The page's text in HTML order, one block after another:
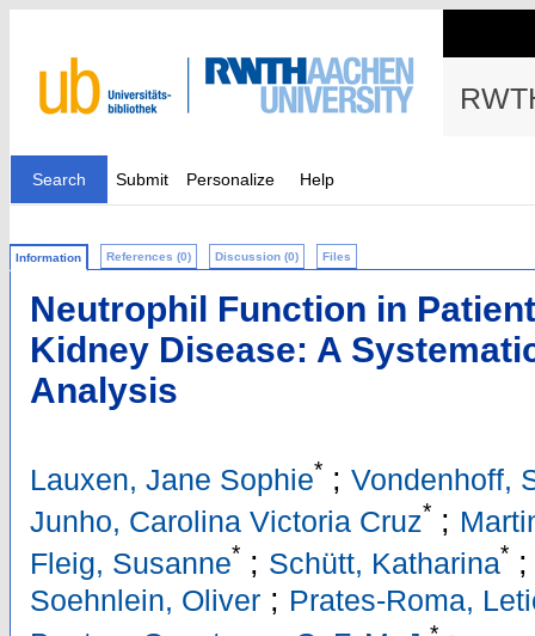
Search Submit Personalize Help
Information References (0) Discussion (0) Files
Neutrophil Function in
Kidney Disease: A
Analysis
Lauxen, Jane Sophie* ; Vondenhoff,
Junho, Carolina Victoria Cruz* ;
Fleig, Susanne* ; Schütt, Katharina*
Soehnlein, Oliver ; Prates-Roma,